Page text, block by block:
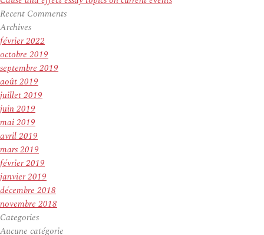
Recent Comments
Archives
février 2022
octobre 2019
septembre 2019
août 2019
juillet 2019
juin 2019
mai 2019
avril 2019
mars 2019
février 2019
janvier 2019
décembre 2018
novembre 2018
Categories
Aucune catégorie